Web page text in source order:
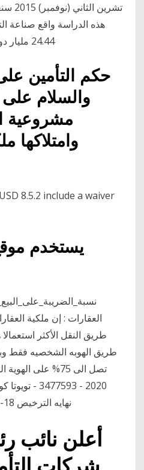
24.44 مليار دولار في الولايات المتحدة. شركات التامين من دون أي تعديلات للتنازل عن أي
حكم التأمين
والسلام
مشروعية
وامتلاكها
8.5.2 include a waiver
يستخدم
العقارات : إن ملكية
طريق النقل الأكثر
طريق الهوبه الشخصيه فقط
نهايه الترخيص 18-10-2022 يوجد وثيقة تأمين علي العربيه ممكن التنازل عنها عند اتمام الشراء
أعلن نائب